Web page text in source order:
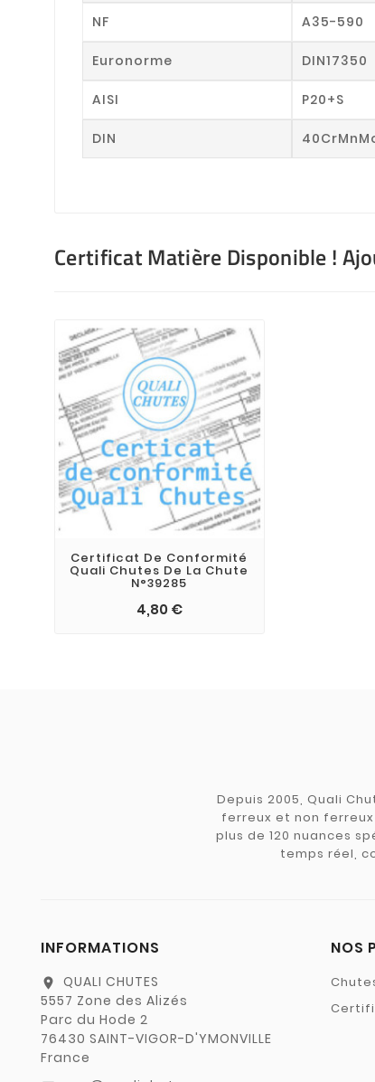
NF A35-590
Euronorme DIN17350
AISI P20+S
DIN
Certificat Matière Disponible !
Certificat De Conformité
Quali Chutes De La Chute
N°39285
4,80 €
Depuis 2005, Quali
ferreux et non
plus de 120 nuances
temps réel,
INFORMATIONS
location_on
QUALI CHUTES
5557 Zone des Alizés
Parc du Hode 2
76430 SAINT-VIGOR-D'YMONVILLE
France
NOS